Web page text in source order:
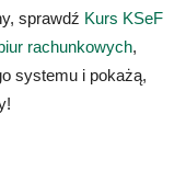
sprawdź Kurs KSeF
rachunkowych,
systemu i pokażą,